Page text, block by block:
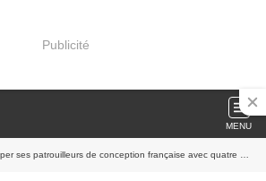
Publicité
MENU
de conception française avec quatre hélicoptères italiens AW109SP